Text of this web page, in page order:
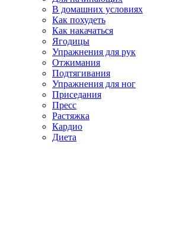
В домашних условиях
Как похудеть
Как накачаться
Ягодицы
Упражнения для рук
Отжимания
Подтягивания
Упражнения для ног
Приседания
Пресс
Растяжка
Кардио
Диета